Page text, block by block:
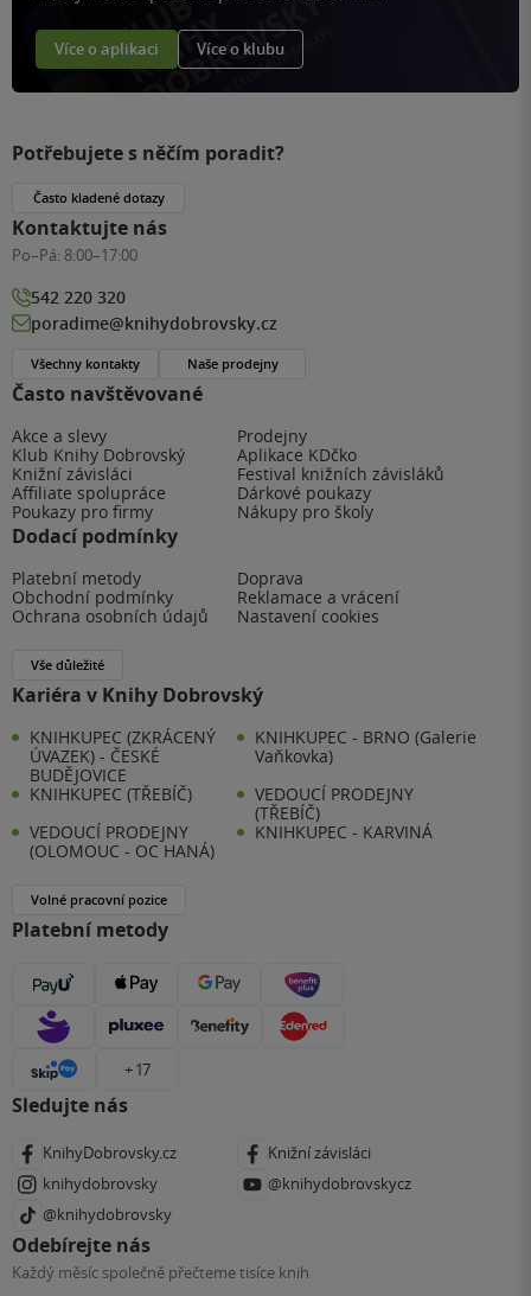
Více o aplikaci Více o klubu
Často navštěvované
Akce a slevy
Prodejny
Klub Knihy Dobrovský
Aplikace KDčko
Knižní závisláci
Festival knižních závisláků
Affiliate spolupráce
Dárkové poukazy
Poukazy pro firmy
Nákupy pro školy
Dodací podmínky
Platební metody
Doprava
Obchodní podmínky
Reklamace a vrácení
Ochrana osobních údajů
Nastavení cookies
Vše důležité
Kariéra v Knihy Dobrovský
KNIHKUPEC (ZKRÁCENÝ
ÚVAZEK) - ČESKÉ
BUDĚJOVICE
KNIHKUPEC - BRNO (Galerie
Vaňkovka)
KNIHKUPEC (TŘEBÍČ)
VEDOUCÍ PRODEJNY
(TŘEBÍČ)
VEDOUCÍ PRODEJNY
(OLOMOUC - OC HANÁ)
KNIHKUPEC - KARVINÁ
Volné pracovní pozice
Platební metody
+ 17
Sledujte nás
KnihyDobrovsky.cz
Knižní závisláci
knihydobrovsky
@knihydobrovskycz
@knihydobrovsky
Odebírejte nás
Každý měsíc společně přečteme tisíce knih
Potřebujete s něčím poradit?
Často kladené dotazy
Kontaktujte nás
Po–Pá: 8:00–17:00
542 220 320
poradime@knihydobrovsky.cz
Všechny kontakty Naše prodejny